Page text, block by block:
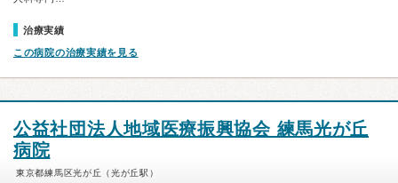
治療実績
この病院の治療実績を見る
公益社団法人地域医療振興協会 練馬光が丘
病院
東京都練馬区光が丘（光が丘駅）